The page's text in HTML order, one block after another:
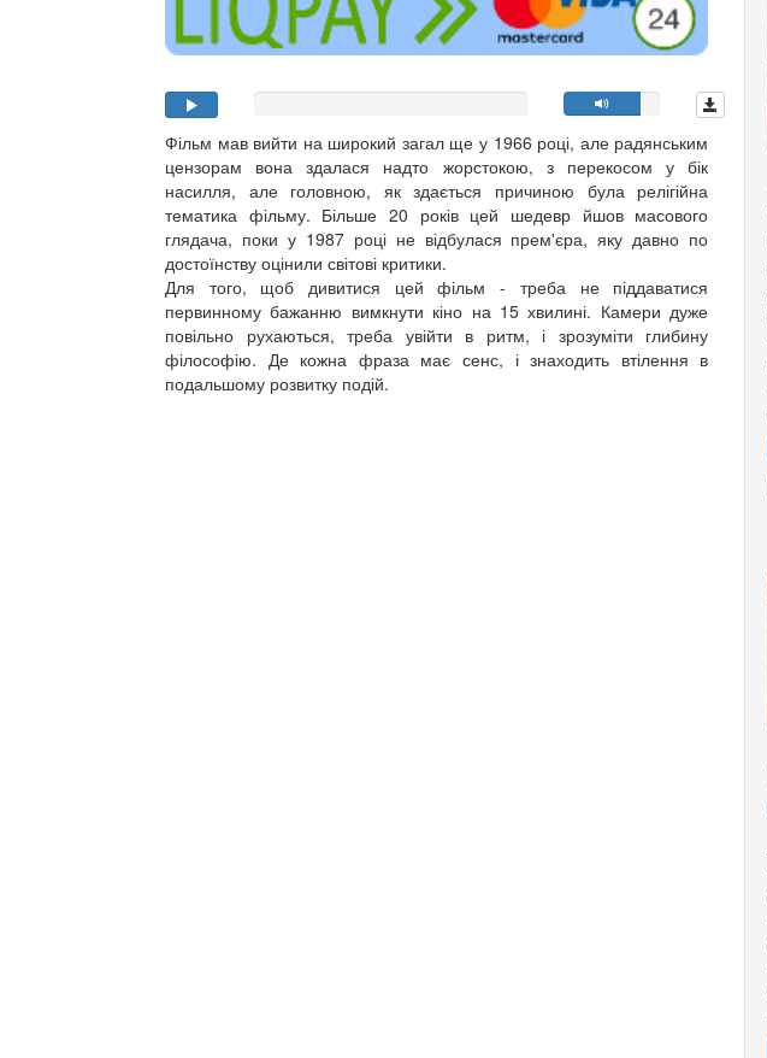
Фільм мав вийти на широкий загал ще у 1966 році, але радянським
цензорам вона здалася надто жорстокою, з перекосом у бік
насилля, але головною, як здається причиною була релігійна
тематика фільму. Більше 20 років цей шедевр йшов масового
глядача, поки у 1987 році не відбулася прем'єра, яку давно по
достоїнству оцінили світові критики.
Для того, щоб дивитися цей фільм - треба не піддаватися
первинному бажанню вимкнути кіно на 15 хвилині. Камери дуже
повільно рухаються, треба увійти в ритм, і зрозуміти глибину
філософію. Де кожна фраза має сенс, і знаходить втілення в
подальшому розвитку подій.